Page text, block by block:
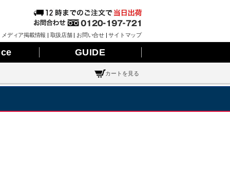
メディア掲載情報 | 取扱店舗| お問い合せ|サイトマップ
GUIDE
カートを見る